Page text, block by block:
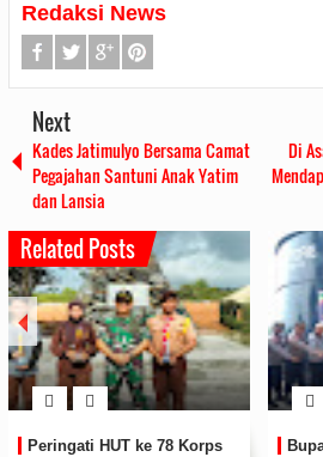
Redaksi News
Next
Kades Jatimulyo Bersama Camat
Pegajahan Santuni Anak Yatim
dan Lansia
Di
Related Posts
Sambut Pemilu 2024, Polres